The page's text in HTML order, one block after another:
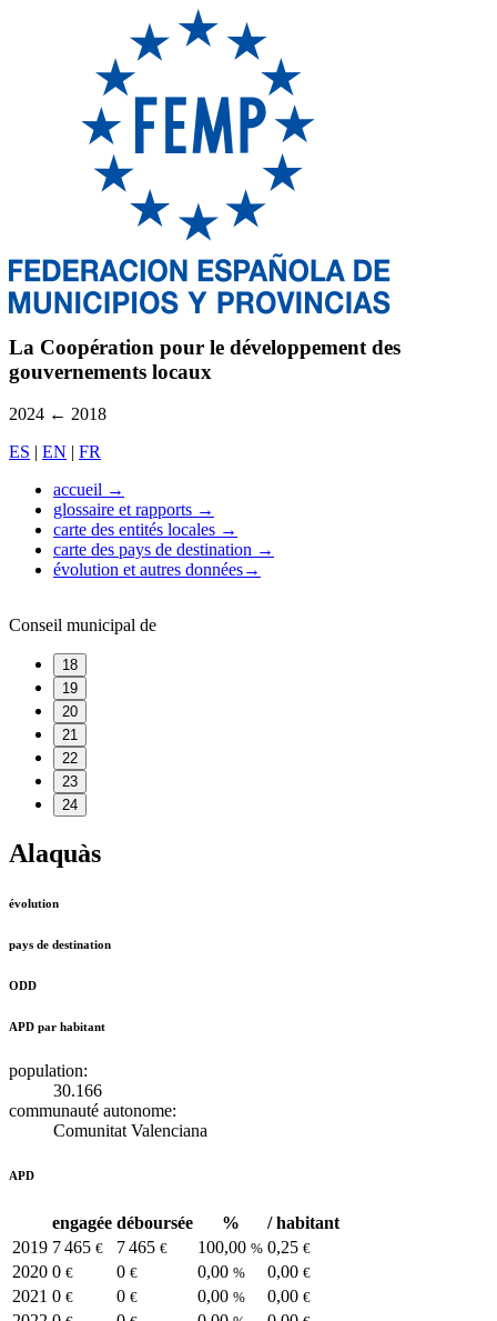
La Coopération pour le développement des
gouvernements locaux
2024 ← 2018
ES | EN | FR
accueil →
glossaire et rapports →
carte des entités locales →
carte des pays de destination →
évolution et autres données→
Conseil municipal de
18
19
20
21
22
23
24
Alaquàs
évolution
pays de destination
ODD
APD par habitant
population:
30.166
communauté autonome:
Comunitat Valenciana
APD
engagée déboursée %
/ habitant
2019 7 465 € 7 465 € 100,00 % 0,25 €
2020 0 € 0 € 0,00 % 0,00 €
2021 0 € 0 € 0,00 % 0,00 €